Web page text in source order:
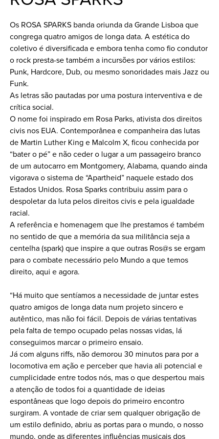
Os ROSA SPARKS banda oriunda da Grande Lisboa que
congrega quatro amigos de longa data. A estética do
coletivo é diversificada e embora tenha como fio condutor
o rock presta-se também a incursões por vários estilos:
Punk, Hardcore, Dub, ou mesmo sonoridades mais Jazz ou
Funk.
As letras são pautadas por uma postura interventiva e de
crítica social.
O nome foi inspirado em Rosa Parks, ativista dos direitos
civis nos EUA. Contemporânea e companheira das lutas
de Martin Luther King e Malcolm X, ficou conhecida por
“bater o pé” e não ceder o lugar a um passageiro branco
de um autocarro em Montgomery, Alabama, quando ainda
vigorava o sistema de “Apartheid” naquele estado dos
Estados Unidos. Rosa Sparks contribuiu assim para o
despoletar da luta pelos direitos civis e pela igualdade
racial.
A referência e homenagem que lhe prestamos é também
no sentido de que a memória da sua militância seja a
centelha (spark) que inspire a que outras Ros@s se ergam
para o combate necessário pelo Mundo a que temos
direito, aqui e agora.
“Há muito que sentíamos a necessidade de juntar estes
quatro amigos de longa data num projeto sincero e
autêntico, mas não foi fácil. Depois de várias tentativas
pela falta de tempo ocupado pelas nossas vidas, lá
conseguimos marcar o primeiro ensaio.
Já com alguns riffs, não demorou 30 minutos para por a
locomotiva em ação e perceber que havia ali potencial e
cumplicidade entre todos nós, mas o que despertou mais
a atenção de todos foi a quantidade de ideias
espontâneas que logo depois do primeiro encontro
surgiram. A vontade de criar sem qualquer obrigação de
um estilo definido, abriu as portas para o mundo, o nosso
mundo, onde as diferentes influências musicais dos